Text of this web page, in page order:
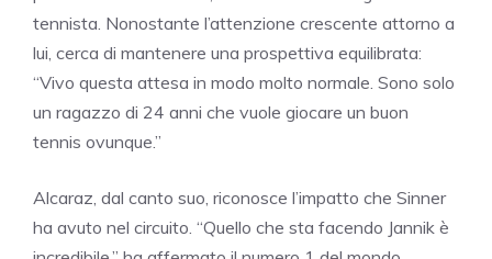
tennista. Nonostante l’attenzione crescente attorno a
lui, cerca di mantenere una prospettiva equilibrata:
“Vivo questa attesa in modo molto normale. Sono solo
un ragazzo di 24 anni che vuole giocare un buon
tennis ovunque.”
Alcaraz, dal canto suo, riconosce l’impatto che Sinner
ha avuto nel circuito. “Quello che sta facendo Jannik è